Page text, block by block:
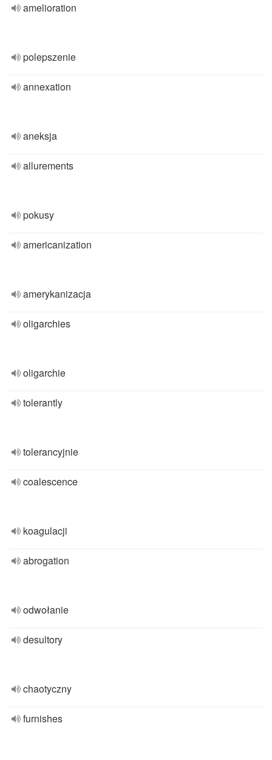
amelioration
polepszenie
annexation
aneksja
allurements
pokusy
americanization
amerykanizacja
oligarchies
oligarchie
tolerantly
tolerancyjnie
coalescence
koagulacji
abrogation
odwołanie
desultory
chaotyczny
furnishes